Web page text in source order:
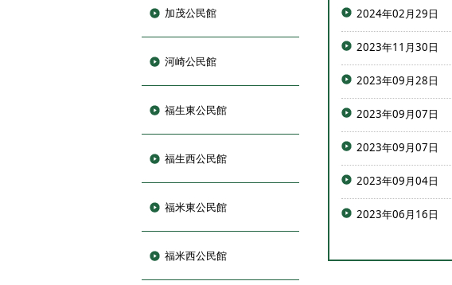
加茂公民館
河崎公民館
福生東公民館
福生西公民館
福米東公民館
福米西公民館
2024年02月29日
2023年11月30日
2023年09月28日
2023年09月07日
2023年09月07日
2023年09月04日
2023年06月16日